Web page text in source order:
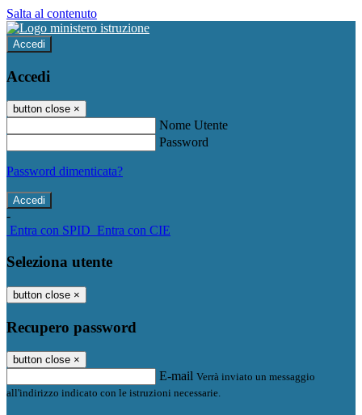
Salta al contenuto
Accedi
Accedi
button close ×
Nome Utente
Password
Password dimenticata?
-
Entra con SPID Entra con CIE
Seleziona utente
button close ×
Recupero password
button close ×
E-mail Verrà inviato un messaggio
all'indirizzo indicato con le istruzioni necessarie.